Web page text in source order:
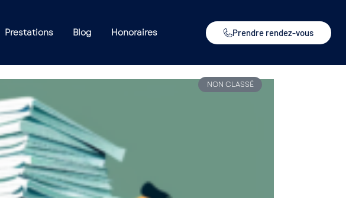
Prestations Blog Honoraires Prendre rendez-vous
NON CLASSÉ